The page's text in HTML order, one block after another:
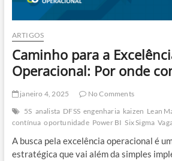
ARTIGOS
Caminho para a
Operacional: Por onde
janeiro 4, 2025
No Comments
5S analista DFSS engenharia kaizen Lean
contínua oportunidade Power BI Six Sigma
A busca pela excelência operacional é
estratégica que vai além da simples